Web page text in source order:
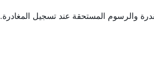
والرسوم المستحقة عند تسجيل المغادرة.